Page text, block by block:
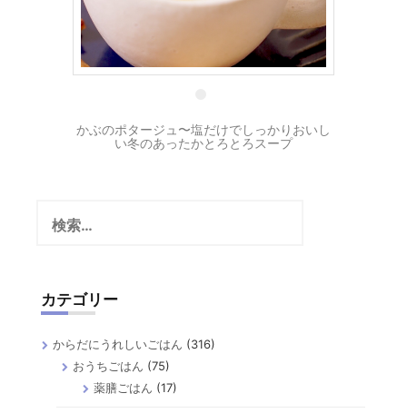
30 1月
かぶのポタージュ〜塩だけでしっかりおいし
い冬のあったかとろとろスープ
カテゴリー
からだにうれしいごはん (316)
おうちごはん (75)
薬膳ごはん (17)